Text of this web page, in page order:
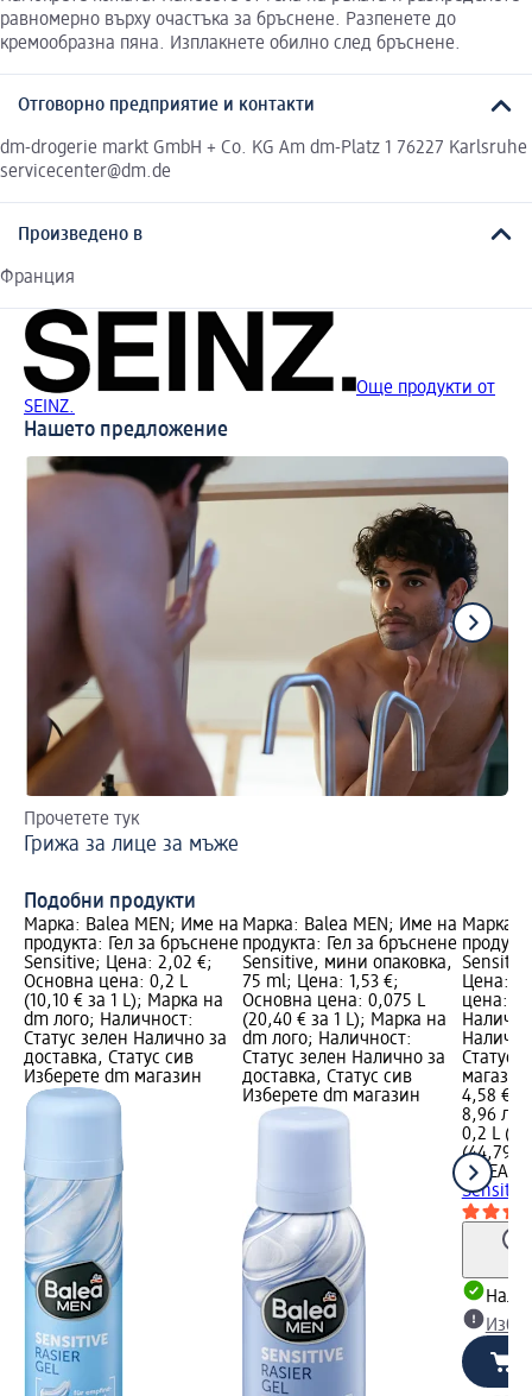
равномерно върху очастъка за бръснене. Разпенете до
кремообразна пяна. Изплакнете обилно след бръснене.
Отговорно предприятие и контакти
dm-drogerie markt GmbH + Co. KG Am dm-Platz 1 76227 Karlsruhe
servicecenter@dm.de
Произведено в
Франция
Още продукти от
SEINZ.
Нашето предложение
Прочетете тук
Грижа за лице за мъжe
Подобни продукти
Марка: Balea MEN; Име на
продукта: Гел за бръснене
Sensitive; Цена: 2,02 €;
Основна цена: 0,2 L
(10,10 € за 1 L); Марка на
dm лого; Наличност:
Статус зелен Налично за
доставка, Статус сив
Изберете dm магазин
Марка: Balea MEN; Име на
продукта: Гел за бръснене
Sensitive, мини опаковка,
75 ml; Цена: 1,53 €;
Основна цена: 0,075 L
(20,40 € за 1 L); Марка на
dm лого; Наличност:
Статус зелен Налично за
доставка, Статус сив
Изберете dm магазин
Марка:
Цена:
цена:
Статус
магазин
4,58 €
8,96 лв.
0,2 L
(44,79
NIVEA